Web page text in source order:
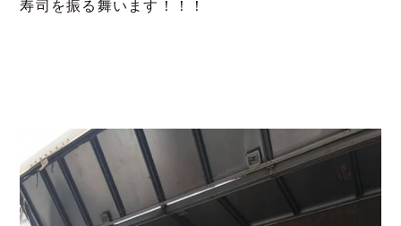
寿司を振る舞います！！！